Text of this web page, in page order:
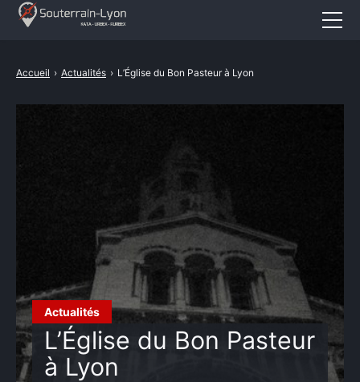
Actualités
L’Église du Bon Pasteur
à Lyon
Accueil › Actualités › L’Église du Bon Pasteur à Lyon